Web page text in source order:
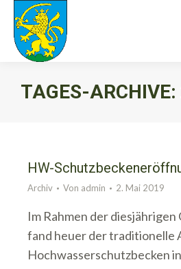
TAGES-ARCHIVE:
HW-
Archiv Von admin 2. Mai 2019
Im Rahmen der
fand heuer der traditionelle
Hochwasserschutzbecken